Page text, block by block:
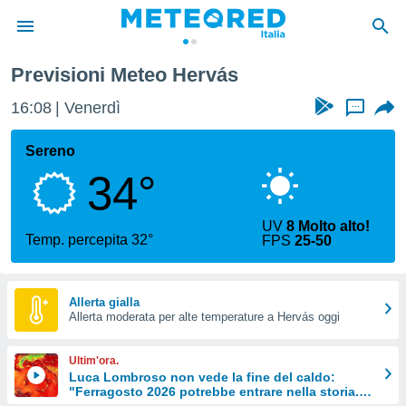
di
per
le
di
Web
le
Previsioni Meteo Hervás
16:08 Venerdì ...
Sereno
34°
Temp. percepita 32°
UV8 Molto alto!
FPS25-50
Allerta gialla
Allerta moderata per alte temperature a Hervás oggi
Ultim'ora.
Luca Lombroso non vede la fine del caldo:
"Ferragosto 2026 potrebbe entrare nella storia.